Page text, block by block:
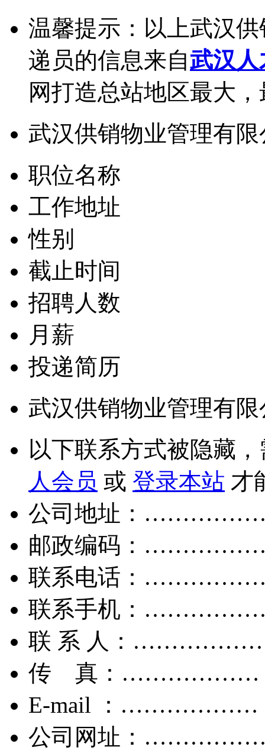
温馨提示：以上武汉
递员的信息来自武汉人
网打造总站地区最大
武汉供销物业管理有
职位名称
工作地址
性别
截止时间
招聘人数
月薪
投递简历
武汉供销物业管理有
以下联系方式被隐藏
人会员 或 登录本站 才
公司地址：
邮政编码：
联系电话：
联系手机：
联 系 人：
传 真：………………
E-mail ：………………
公司网址：